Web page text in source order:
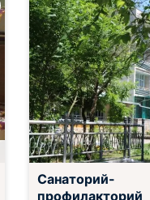
Санаторий-
профилакторий